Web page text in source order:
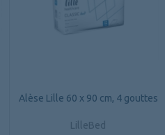
Alèse Lille 60 x 90 cm, 4 gouttes
LilleBed